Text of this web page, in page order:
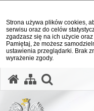
Strona używa plików cookies,
serwisu oraz do celów
zgadzasz się na ich użycie
Pamiętaj, że możesz
ustawienia przeglądarki. Brak
wyrażenie zgody.